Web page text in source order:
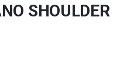
SHOULDER